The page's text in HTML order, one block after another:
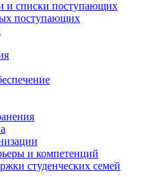
и списки поступающих
поступающих
и компетенций
студенческих семей